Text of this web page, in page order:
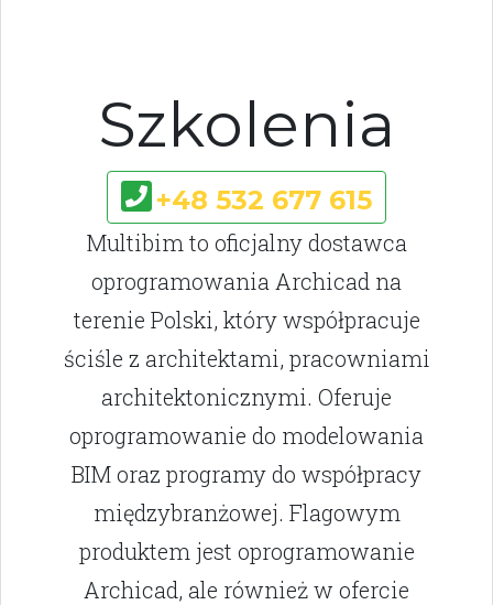
Szkolenia
+48 532 677 615
Multibim to oficjalny dostawca
oprogramowania Archicad na
terenie Polski, który współpracuje
ściśle z architektami, pracowniami
architektonicznymi. Oferuje
oprogramowanie do modelowania
BIM oraz programy do współpracy
międzybranżowej. Flagowym
produktem jest oprogramowanie
Archicad, ale również w ofercie